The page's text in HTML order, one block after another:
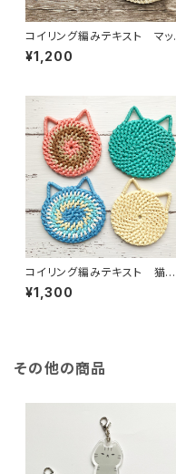
コイリング編みテキスト マッ
（鍋敷き）2サイズ
¥1,200
コイリング編みテキスト 猫型
コースター2種
¥1,300
その他の商品